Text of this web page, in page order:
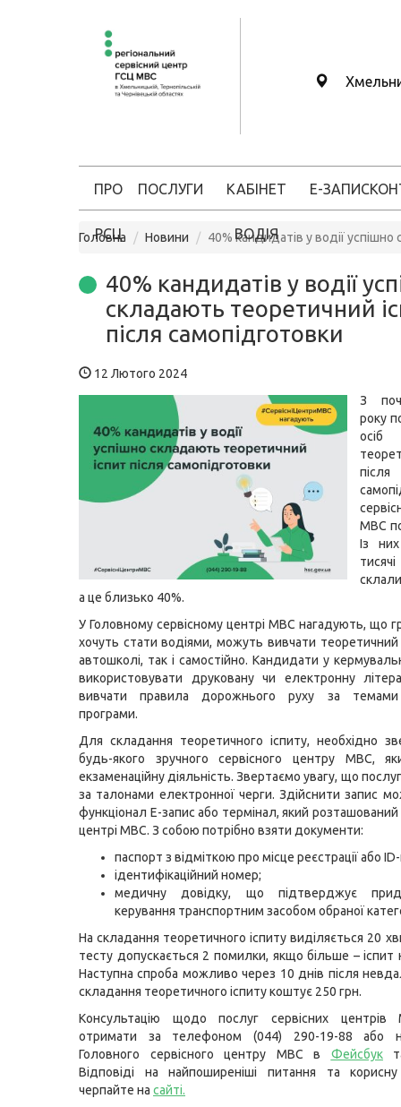
ПРО
РСЦ
ПОСЛУГИ КАБІНЕТ
ВОДІЯ
Е-ЗАПИС
Головна Новини 40% кандидатів у водії
40% кандидатів у водії
складають теоретичний
після самопідготовки
12 Лютого 2024
З
року
осіб
після
МВС по
Із
а це близько 40%.
У Головному сервісному центрі МВС нагадують, що
хочуть стати водіями, можуть вивчати
автошколі, так і самостійно. Кандидати у
використовувати друковану чи електронну
вивчати правила дорожнього руху за темами
програми.
Для складання теоретичного іспиту, необхідно
будь-якого зручного сервісного центру МВС,
екзаменаційну діяльність. Звертаємо увагу, що
за талонами електронної черги. Здійснити запис
функціонал Е-запис або термінал, який розташований
центрі МВС. З собою потрібно взяти документи:
паспорт з відміткою про місце реєстрації або
ідентифікаційний номер;
медичну довідку, що підтверджує
керування транспортним засобом обраної
На складання теоретичного іспиту виділяється 20
тесту допускається 2 помилки, якщо більше – іспит
Наступна спроба можливо через 10 днів після
складання теоретичного іспиту коштує 250 грн.
Консультацію щодо послуг сервісних
отримати за телефоном (044) 290-19-88 або
Головного сервісного центру МВС в Фейсбук
Відповіді на найпоширеніші питання та
черпайте на сайті.